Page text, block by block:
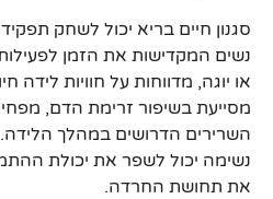
סגנון חיים בריא יכול לשחק
נשים המקדישות את הזמן
או יוגה, מדווחות על חוויות לידה
מסייעת בשיפור זרימת הדם,
השרירים הדרושים במהלך הלידה.
נשימה יכול לשפר את יכולת
את תחושת החרדה.